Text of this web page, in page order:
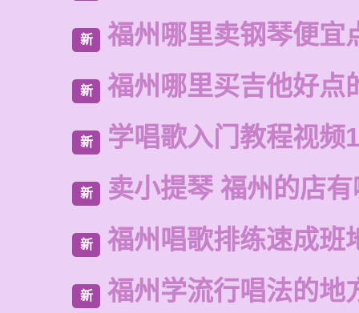
新 福州哪里卖钢琴便宜
新 福州哪里买吉他好点
新 学唱歌入门教程视频
新 卖小提琴 福州的店
新 福州唱歌排练速成班
新 福州学流行唱法的地